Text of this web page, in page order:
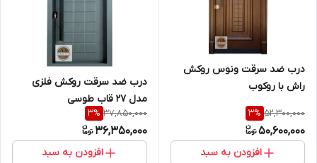
درب ضد سرقت ونوس روکش
راش با روکوب
52,300,000
3%
50,600,000
افزودن به سبد
درب ضد سرقت روکش فلزی
مدل 27 قاب طوسی
37,850,000
3%
36,350,000
افزودن به سبد